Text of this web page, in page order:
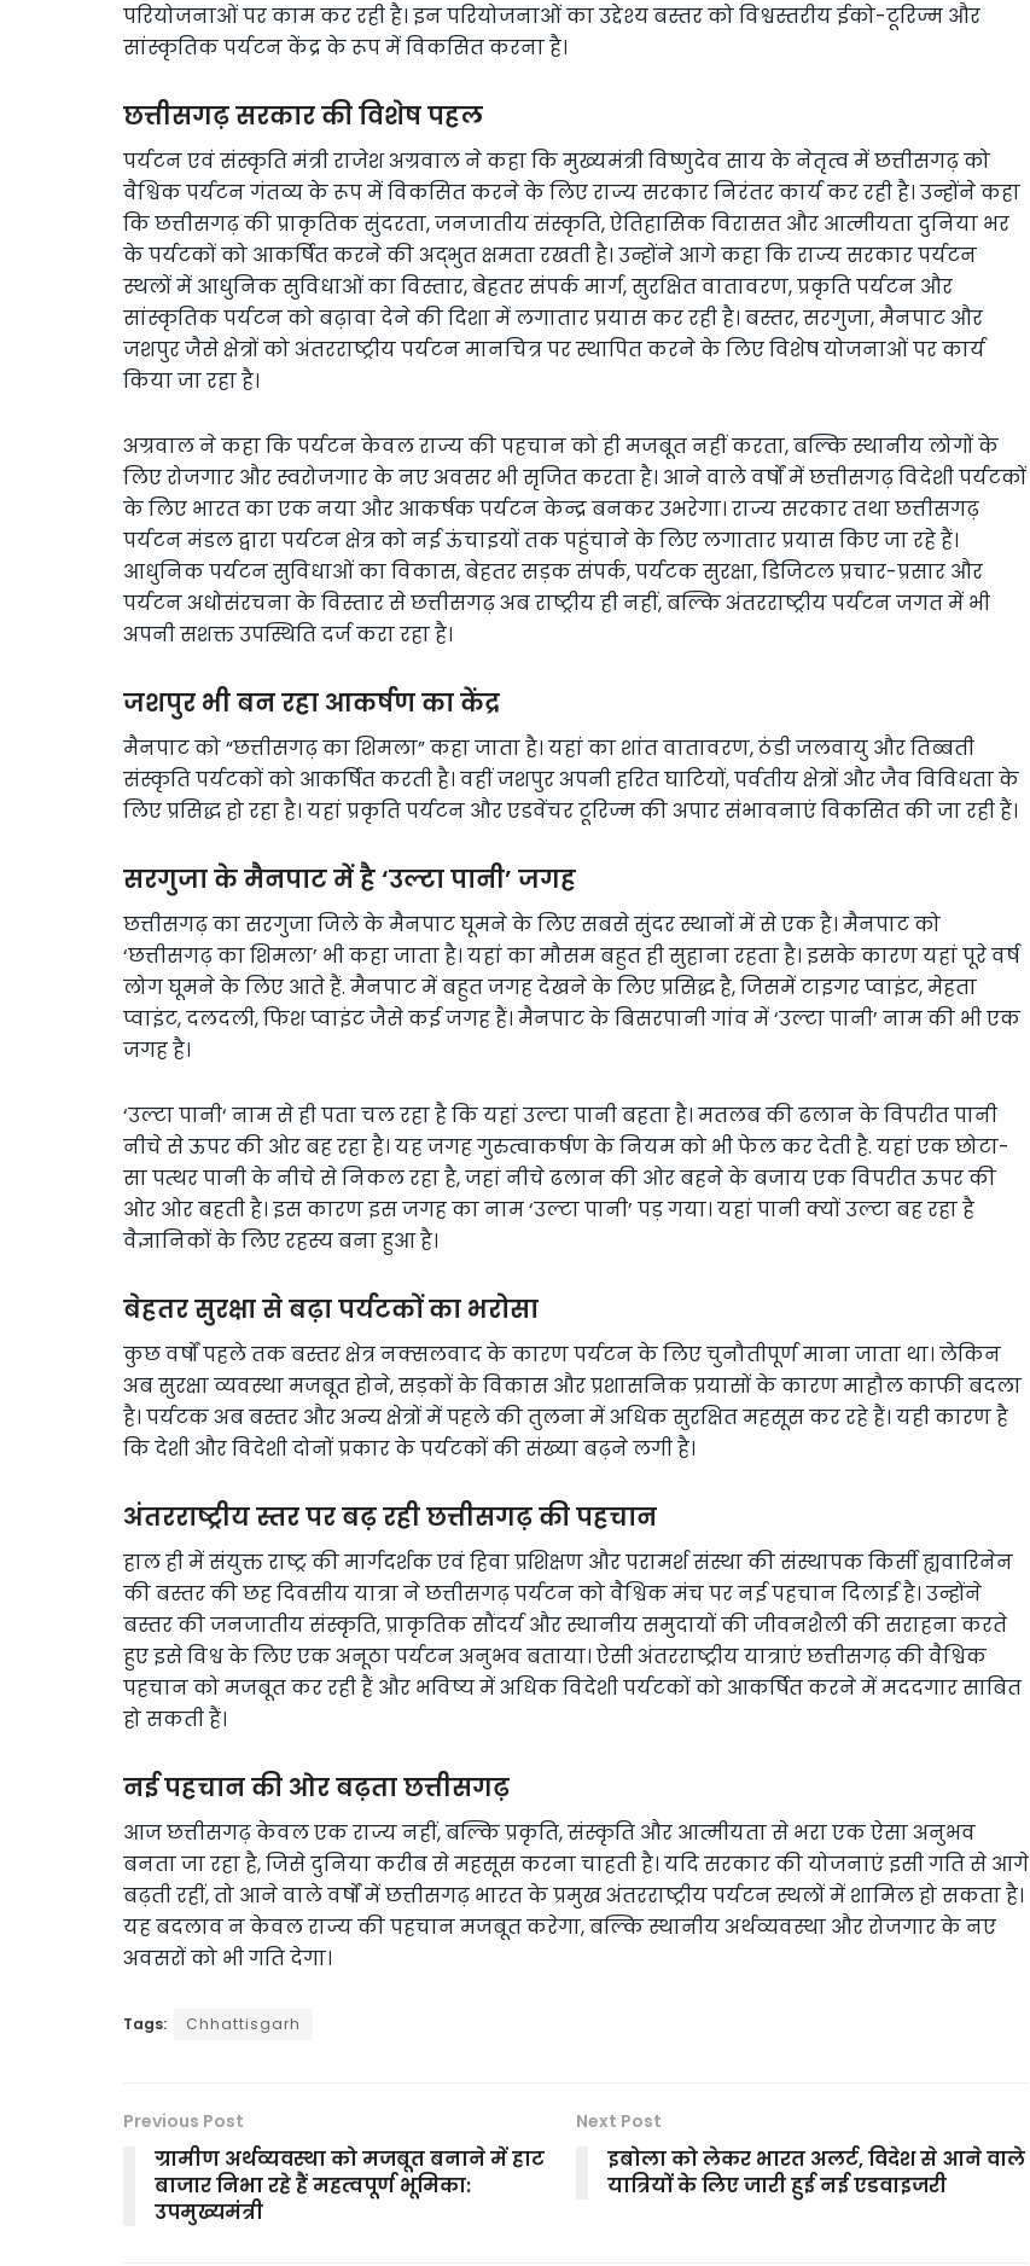
परियोजनाओं पर काम कर रही है। इन परियोजनाओं का उद्देश्य बस्तर को विश्वस्तरीय ईको-टूरिज्म और
सांस्कृतिक पर्यटन केंद्र के रूप में विकसित करना है।
छत्तीसगढ़ सरकार की विशेष पहल
पर्यटन एवं संस्कृति मंत्री राजेश अग्रवाल ने कहा कि मुख्यमंत्री विष्णुदेव साय के नेतृत्व में छत्तीसगढ़ को
वैश्विक पर्यटन गंतव्य के रूप में विकसित करने के लिए राज्य सरकार निरंतर कार्य कर रही है। उन्होंने कहा
कि छत्तीसगढ़ की प्राकृतिक सुंदरता, जनजातीय संस्कृति, ऐतिहासिक विरासत और आत्मीयता दुनिया भर
के पर्यटकों को आकर्षित करने की अद्भुत क्षमता रखती है। उन्होंने आगे कहा कि राज्य सरकार पर्यटन
स्थलों में आधुनिक सुविधाओं का विस्तार, बेहतर संपर्क मार्ग, सुरक्षित वातावरण, प्रकृति पर्यटन और
सांस्कृतिक पर्यटन को बढ़ावा देने की दिशा में लगातार प्रयास कर रही है। बस्तर, सरगुजा, मैनपाट और
जशपुर जैसे क्षेत्रों को अंतरराष्ट्रीय पर्यटन मानचित्र पर स्थापित करने के लिए विशेष योजनाओं पर कार्य
किया जा रहा है।
अग्रवाल ने कहा कि पर्यटन केवल राज्य की पहचान को ही मजबूत नहीं करता, बल्कि स्थानीय लोगों के
लिए रोजगार और स्वरोजगार के नए अवसर भी सृजित करता है। आने वाले वर्षों में छत्तीसगढ़ विदेशी पर्यटकों
के लिए भारत का एक नया और आकर्षक पर्यटन केन्द्र बनकर उभरेगा। राज्य सरकार तथा छत्तीसगढ़
पर्यटन मंडल द्वारा पर्यटन क्षेत्र को नई ऊंचाइयों तक पहुंचाने के लिए लगातार प्रयास किए जा रहे हैं।
आधुनिक पर्यटन सुविधाओं का विकास, बेहतर सड़क संपर्क, पर्यटक सुरक्षा, डिजिटल प्रचार-प्रसार और
पर्यटन अधोसंरचना के विस्तार से छत्तीसगढ़ अब राष्ट्रीय ही नहीं, बल्कि अंतरराष्ट्रीय पर्यटन जगत में भी
अपनी सशक्त उपस्थिति दर्ज करा रहा है।
जशपुर भी बन रहा आकर्षण का केंद्र
मैनपाट को “छत्तीसगढ़ का शिमला” कहा जाता है। यहां का शांत वातावरण, ठंडी जलवायु और तिब्बती
संस्कृति पर्यटकों को आकर्षित करती है। वहीं जशपुर अपनी हरित घाटियों, पर्वतीय क्षेत्रों और जैव विविधता के
लिए प्रसिद्ध हो रहा है। यहां प्रकृति पर्यटन और एडवेंचर टूरिज्म की अपार संभावनाएं विकसित की जा रही हैं।
सरगुजा के मैनपाट में है ‘उल्टा पानी’ जगह
छत्तीसगढ़ का सरगुजा जिले के मैनपाट घूमने के लिए सबसे सुंदर स्थानों में से एक है। मैनपाट को
‘छत्तीसगढ़ का शिमला’ भी कहा जाता है। यहां का मौसम बहुत ही सुहाना रहता है। इसके कारण यहां पूरे वर्ष
लोग घूमने के लिए आते हैं. मैनपाट में बहुत जगह देखने के लिए प्रसिद्ध है, जिसमें टाइगर प्वाइंट, मेहता
प्वाइंट, दलदली, फिश प्वाइंट जैसे कई जगह हैं। मैनपाट के बिसरपानी गांव में ‘उल्टा पानी’ नाम की भी एक
जगह है।
‘उल्टा पानी‘ नाम से ही पता चल रहा है कि यहां उल्टा पानी बहता है। मतलब की ढलान के विपरीत पानी
नीचे से ऊपर की ओर बह रहा है। यह जगह गुरुत्वाकर्षण के नियम को भी फेल कर देती है. यहां एक छोटा-
सा पत्थर पानी के नीचे से निकल रहा है, जहां नीचे ढलान की ओर बहने के बजाय एक विपरीत ऊपर की
ओर ओर बहती है। इस कारण इस जगह का नाम ‘उल्टा पानी’ पड़ गया। यहां पानी क्यों उल्टा बह रहा है
वैज्ञानिकों के लिए रहस्य बना हुआ है।
बेहतर सुरक्षा से बढ़ा पर्यटकों का भरोसा
कुछ वर्षों पहले तक बस्तर क्षेत्र नक्सलवाद के कारण पर्यटन के लिए चुनौतीपूर्ण माना जाता था। लेकिन
अब सुरक्षा व्यवस्था मजबूत होने, सड़कों के विकास और प्रशासनिक प्रयासों के कारण माहौल काफी बदला
है। पर्यटक अब बस्तर और अन्य क्षेत्रों में पहले की तुलना में अधिक सुरक्षित महसूस कर रहे हैं। यही कारण है
कि देशी और विदेशी दोनों प्रकार के पर्यटकों की संख्या बढ़ने लगी है।
अंतरराष्ट्रीय स्तर पर बढ़ रही छत्तीसगढ़ की पहचान
हाल ही में संयुक्त राष्ट्र की मार्गदर्शक एवं हिवा प्रशिक्षण और परामर्श संस्था की संस्थापक किर्सी ह्यवारिनेन
की बस्तर की छह दिवसीय यात्रा ने छत्तीसगढ़ पर्यटन को वैश्विक मंच पर नई पहचान दिलाई है। उन्होंने
बस्तर की जनजातीय संस्कृति, प्राकृतिक सौंदर्य और स्थानीय समुदायों की जीवनशैली की सराहना करते
हुए इसे विश्व के लिए एक अनूठा पर्यटन अनुभव बताया। ऐसी अंतरराष्ट्रीय यात्राएं छत्तीसगढ़ की वैश्विक
पहचान को मजबूत कर रही हैं और भविष्य में अधिक विदेशी पर्यटकों को आकर्षित करने में मददगार साबित
हो सकती हैं।
नई पहचान की ओर बढ़ता छत्तीसगढ़
आज छत्तीसगढ़ केवल एक राज्य नहीं, बल्कि प्रकृति, संस्कृति और आत्मीयता से भरा एक ऐसा अनुभव
बनता जा रहा है, जिसे दुनिया करीब से महसूस करना चाहती है। यदि सरकार की योजनाएं इसी गति से आगे
बढ़ती रहीं, तो आने वाले वर्षों में छत्तीसगढ़ भारत के प्रमुख अंतरराष्ट्रीय पर्यटन स्थलों में शामिल हो सकता है।
यह बदलाव न केवल राज्य की पहचान मजबूत करेगा, बल्कि स्थानीय अर्थव्यवस्था और रोजगार के नए
अवसरों को भी गति देगा।
Tags: Chhattisgarh
Previous Post
ग्रामीण अर्थव्यवस्था को मजबूत बनाने में हाट
बाजार निभा रहे हैं महत्वपूर्ण भूमिका:
उपमुख्यमंत्री
Next Post
इबोला को लेकर भारत अलर्ट, विदेश से आने वाले
यात्रियों के लिए जारी हुई नई एडवाइजरी